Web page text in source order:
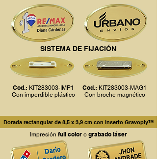
SISTEMA DE FIJACIÓN
Cod.: KIT283003-IMP1
Con imperdible plástico
Cod.: KIT283003-MAG1
Con broche magnético
Dorada rectangular de 8,5 x 3,9 cm con inserto Gravoply™
Impresión full coloro grabado láser